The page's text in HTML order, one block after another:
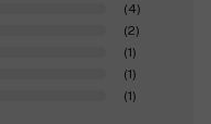
(4)
(2)
(1)
(1)
(1)